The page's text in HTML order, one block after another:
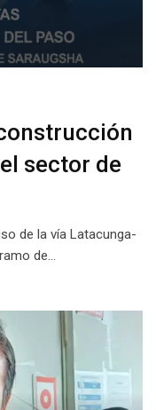
sector de
de la vía Latacunga-
de…